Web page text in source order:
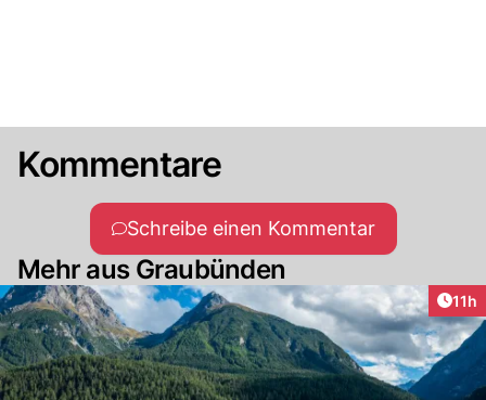
Kommentare
Schreibe einen Kommentar
Mehr aus Graubünden
11h